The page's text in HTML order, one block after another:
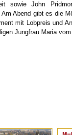
sowie John
Abend gibt es die
mit Lobpreis und
Jungfrau Maria